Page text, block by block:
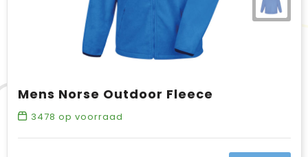
Mens Norse Outdoor Fleece
3478 op voorraad